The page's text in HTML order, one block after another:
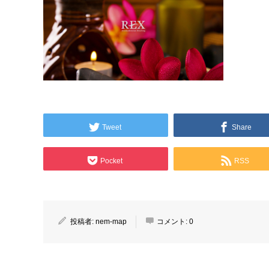
Tweet Share
Pocket RSS
投稿者: nem-map コメント: 0